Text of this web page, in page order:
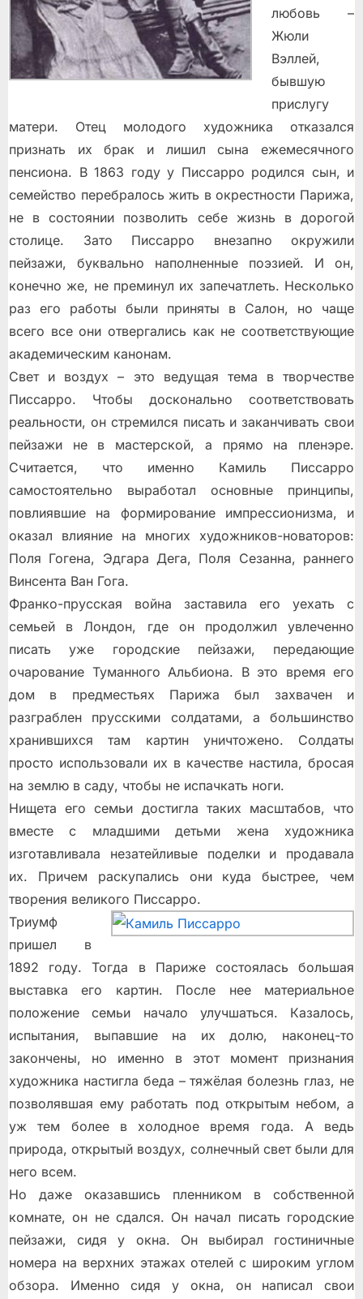
любовь –
Жюли
Вэллей,
бывшую
прислугу
матери. Отец молодого художника отказался
признать их брак и лишил сына ежемесячного
пенсиона. В 1863 году у Писсарро родился сын, и
семейство перебралось жить в окрестности Парижа,
не в состоянии позволить себе жизнь в дорогой
столице. Зато Писсарро внезапно окружили
пейзажи, буквально наполненные поэзией. И он,
конечно же, не преминул их запечатлеть. Несколько
раз его работы были приняты в Салон, но чаще
всего все они отвергались как не соответствующие
академическим канонам.
Свет и воздух – это ведущая тема в творчестве
Писсарро. Чтобы досконально соответствовать
реальности, он стремился писать и заканчивать свои
пейзажи не в мастерской, а прямо на пленэре.
Считается, что именно Камиль Писсарро
самостоятельно выработал основные принципы,
повлиявшие на формирование импрессионизма, и
оказал влияние на многих художников-новаторов:
Поля Гогена, Эдгара Дега, Поля Сезанна, раннего
Винсента Ван Гога.
Франко-прусская война заставила его уехать с
семьей в Лондон, где он продолжил увлеченно
писать уже городские пейзажи, передающие
очарование Туманного Альбиона. В это время его
дом в предместьях Парижа был захвачен и
разграблен прусскими солдатами, а большинство
хранившихся там картин уничтожено. Солдаты
просто использовали их в качестве настила, бросая
на землю в саду, чтобы не испачкать ноги.
Нищета его семьи достигла таких масштабов, что
вместе с младшими детьми жена художника
изготавливала незатейливые поделки и продавала
их. Причем раскупались они куда быстрее, чем
творения великого Писсарро.
Триумф
пришел в
1892 году. Тогда в Париже состоялась большая
выставка его картин. После нее материальное
положение семьи начало улучшаться. Казалось,
испытания, выпавшие на их долю, наконец-то
закончены, но именно в этот момент признания
художника настигла беда – тяжёлая болезнь глаз, не
позволявшая ему работать под открытым небом, а
уж тем более в холодное время года. А ведь
природа, открытый воздух, солнечный свет были для
него всем.
Но даже оказавшись пленником в собственной
комнате, он не сдался. Он начал писать городские
пейзажи, сидя у окна. Он выбирал гостиничные
номера на верхних этажах отелей с широким углом
обзора. Именно сидя у окна, он написал свои